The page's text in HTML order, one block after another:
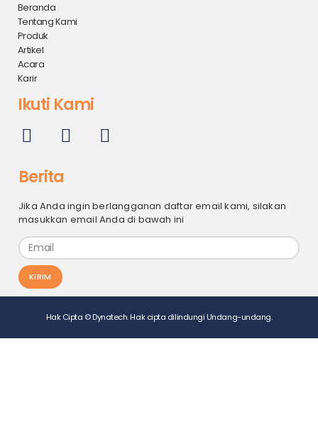
Beranda
Tentang Kami
Produk
Artikel
Acara
Karir
Ikuti Kami
Berita
Jika Anda ingin berlangganan daftar email kami, silakan
masukkan email Anda di bawah ini
KIRIM
Hak Cipta © Dynatech. Hak cipta dilindungi Undang-undang.